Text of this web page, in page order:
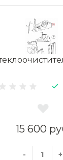
15 600
- +